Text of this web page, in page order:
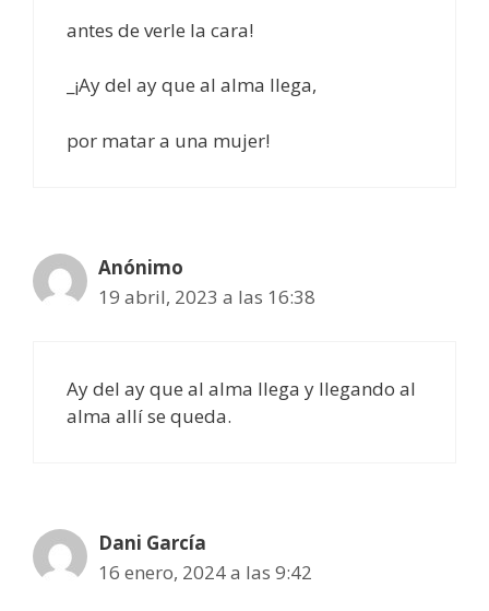
antes de verle la cara!
_¡Ay del ay que al alma llega,
por matar a una mujer!
Anónimo
19 abril, 2023 a las 16:38
Ay del ay que al alma llega y llegando al
alma allí se queda.
Dani García
16 enero, 2024 a las 9:42